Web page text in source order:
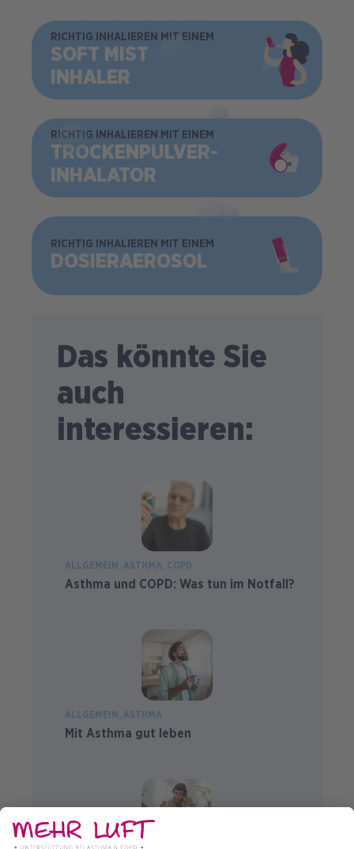
BILD
RICHTIG INHALIEREN MIT EINEM
SOFT MIST
INHALER
BILD
RICHTIG INHALIEREN MIT EINEM
TROCKEN­PULVER­
INHALATOR
BILD
RICHTIG INHALIEREN MIT EINEM
DOSIER­AEROSOL
Das könnte Sie
auch
interessieren:
ALLGEMEIN ASTHMA COPD
Asthma und COPD: Was tun im Notfall?
ALLGEMEIN ASTHMA
Mit Asthma gut leben